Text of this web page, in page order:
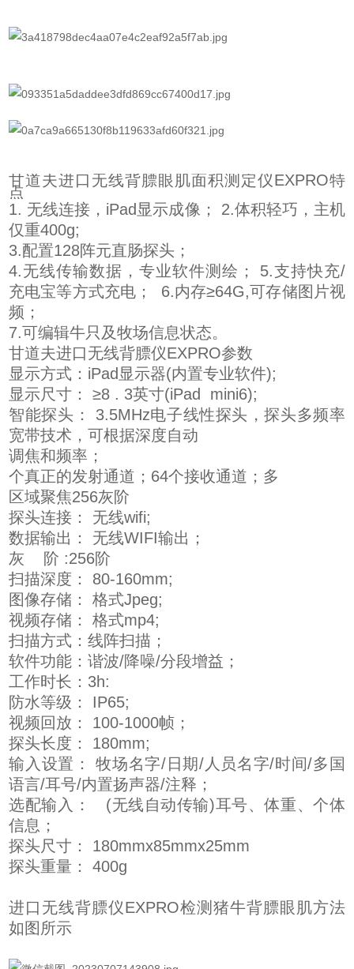
甘道夫进口无线背膘眼肌面积测定仪EXPRO特
点
1. 无线连接，iPad显示成像； 2.体积轻巧，主机
仅重400g;
3.配置128阵元直肠探头；
4.无线传输数据，专业软件测绘； 5.支持快充/
充电宝等方式充电； 6.内存≥64G,可存储图片视
频；
7.可编辑牛只及牧场信息状态。
甘道夫进口无线背膘仪EXPRO参数
显示方式：iPad显示器(内置专业软件);
显示尺寸： ≥8 . 3英寸(iPad mini6);
智能探头： 3.5MHz电子线性探头，探头多频率
宽带技术，可根据深度自动
调焦和频率；
个真正的发射通道；64个接收通道；多
区域聚焦256灰阶
探头连接： 无线wifi;
数据输出： 无线WIFI输出；
灰 阶 :256阶
扫描深度： 80-160mm;
图像存储： 格式Jpeg;
视频存储： 格式mp4;
扫描方式：线阵扫描；
软件功能：谐波/降噪/分段增益；
工作时长：3h:
防水等级： IP65;
视频回放： 100-1000帧；
探头长度： 180mm;
输入设置： 牧场名字/日期/人员名字/时间/多国
语言/耳号/内置扬声器/注释；
选配输入： (无线自动传输)耳号、体重、个体
信息；
探头尺寸： 180mmx85mmx25mm
探头重量： 400g
进口无线背膘仪EXPRO检测猪牛背膘眼肌方法
如图所示